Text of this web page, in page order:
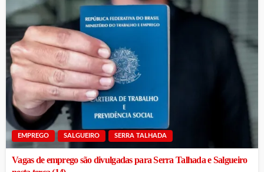
EMPREGO SALGUEIRO SERRA TALHADA
Vagas de emprego são divulgadas para Serra Talhada e Salgueiro